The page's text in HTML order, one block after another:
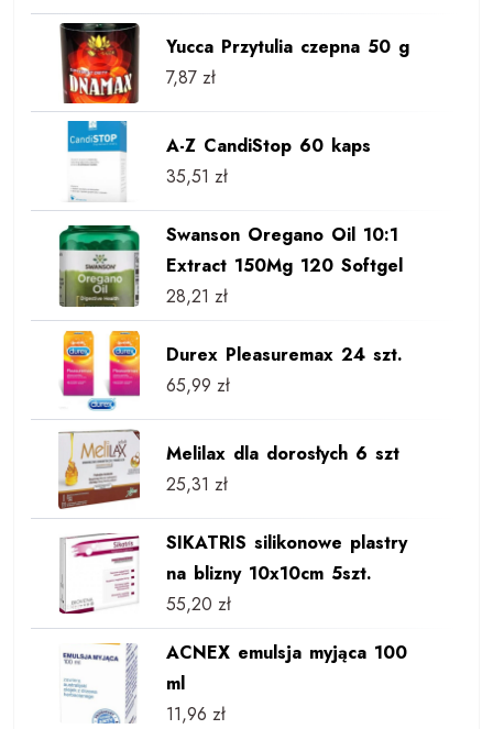
Yucca Przytulia czepna 50 g
7,87 zł
A-Z CandiStop 60 kaps
35,51 zł
Swanson Oregano Oil 10:1
Extract 150Mg 120 Softgel
28,21 zł
Durex Pleasuremax 24 szt.
65,99 zł
Melilax dla dorosłych 6 szt
25,31 zł
SIKATRIS silikonowe plastry
na blizny 10x10cm 5szt.
55,20 zł
ACNEX emulsja myjąca 100
ml
11,96 zł